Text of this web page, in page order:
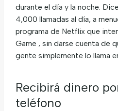
durante el día y la noche.
4,000 llamadas al día, a
programa de Netflix que
Game , sin darse cuenta de
gente simplemente lo llama
Recibirá dinero
teléfono